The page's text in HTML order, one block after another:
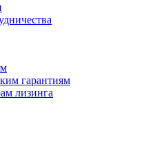
гарантиям
лизинга